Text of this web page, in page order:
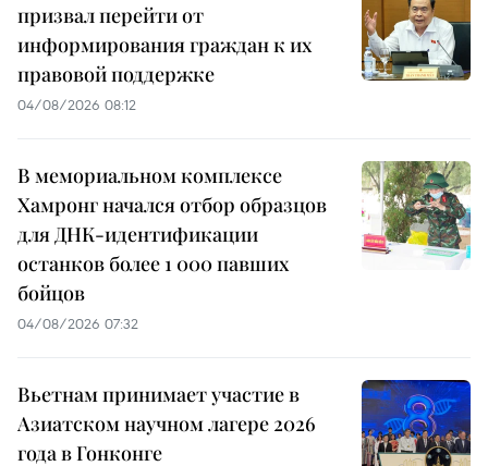
призвал перейти от
информирования граждан к их
правовой поддержке
04/08/2026 08:12
В мемориальном комплексе
Хамронг начался отбор образцов
для ДНК-идентификации
останков более 1 000 павших
бойцов
04/08/2026 07:32
Вьетнам принимает участие в
Азиатском научном лагере 2026
года в Гонконге